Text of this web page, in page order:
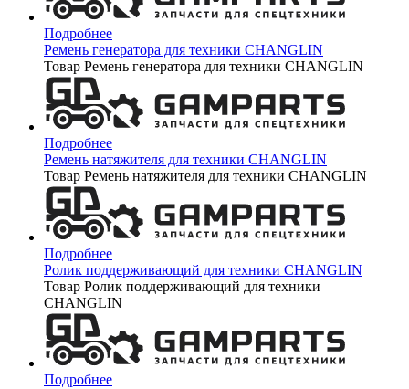
Подробнее
Ремень генератора для техники CHANGLIN
Товар Ремень генератора для техники CHANGLIN
Подробнее
Ремень натяжителя для техники CHANGLIN
Товар Ремень натяжителя для техники CHANGLIN
Подробнее
Ролик поддерживающий для техники CHANGLIN
Товар Ролик поддерживающий для техники
CHANGLIN
Подробнее